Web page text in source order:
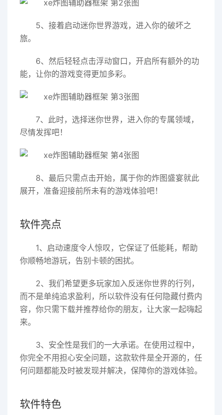
5、接着启动迷你世界游戏，进入你的破坏之
旅。
6、然后轻轻点击浮动窗口，开启所有额外的功
能，让你的游戏变得更加多彩。
7、此时，选择迷你世界，进入你的专属领域，
尽情发挥吧！
8、最后只需点击开始，属于你的炸图盛宴就此
展开，准备迎接前所未有的游戏体验吧！
软件亮点
1、启动速度令人惊叹，它保证了低能耗，帮助
你顺畅地游玩，告别卡顿的困扰。
2、我们希望更多玩家加入反迷你世界的行列，
而不是单纯追求盈利，所以软件没有任何隐藏付费内
容，你只需下载并推荐给你的朋友，让大家一起嗨起
来。
3、安全性是我们的一大承诺。在使用过程中，
你完全不用担心安全问题，这款软件是全开源的，任
何问题都能及时被发现并解决，保障你的游戏体验。
软件特色